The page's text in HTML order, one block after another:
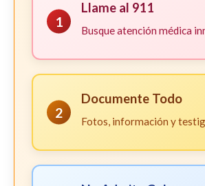
1
Llame al 911
Busque atención médica
2
Documente Todo
Fotos, información y